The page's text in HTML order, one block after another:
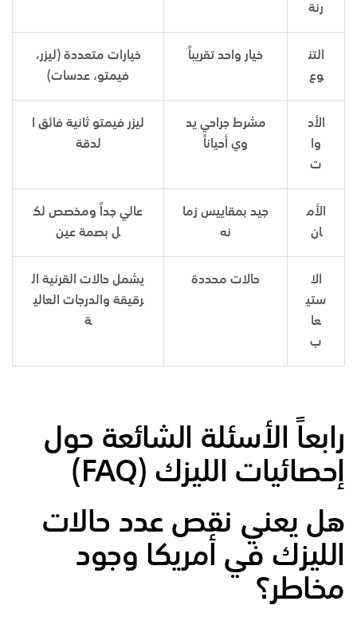
رنة
التن
وع
خيار واحد تقريباً
خيارات متعددة (ليزر،
فيمتو، عدسات)
الأد
وا
ت
مشرط جراحي يد
وي أحياناً
ليزر فيمتو ثانية فائق ا
لدقة
الأم
ان
جيد بمقاييس زما
نه
عالي جداً ومخصص لك
ل بصمة عين
الا
ستي
عا
ب
حالات محددة
يشمل حالات القرنية ال
رقيقة والدرجات العالي
ة
رابعاً الأسئلة الشائعة حول
إحصائيات الليزك (FAQ)
هل يعني نقص عدد حالات
الليزك في أمريكا وجود
مخاطر؟